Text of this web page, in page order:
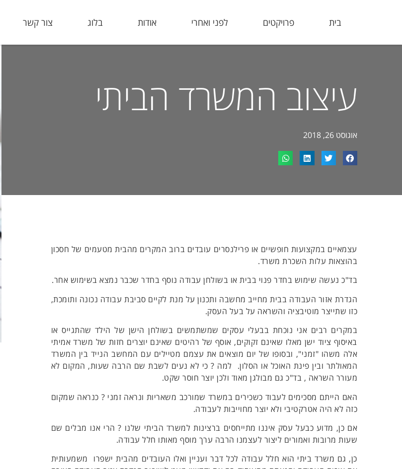
בית פרויקטים לפני ואחרי אודות בלוג צור קשר
עיצוב המשרד הביתי
אוגוסט 26, 2018
עצמאיים במקצועות חופשיים או פרילנסרים עובדים ברוב המקרים מהבית מטעמים של חסכון
בהוצאות עלות השכרת משרד.
בד"כ נעשה שימוש בחדר פנוי בבית או בשולחן עבודה נוסף בחדר שכבר נמצא בשימוש אחר.
הגדרת אזור העבודה בבית מחייב מחשבה ותכנון על מנת לקיים סביבת עבודה נכונה ותומכת,
כזו שתייצר מוטיבציה והשראה על בעל העסק.
במקרים רבים אני נוכחת בבעלי עסקים שמשתמשים בשולחן הישן של הילד שהתגייס או
באיסוף ציוד ישן מאלו שאינם זקוקים, אוסף של רהיטים שאינם יוצרים חזות של משרד אמיתי
אלה משהו "זמני", ובסופו של יום מוצאים את עצמם מטיילים עם המחשב הנייד בין המשרד
המאולתר ובין פינת האוכל או הסלון. למה ? כי לא נעים לשבת שם הרבה שעות, המקום לא
מעורר השראה , בד"כ גם מבולגן מאוד ולכן יוצר חוסר שקט.
האם הייתם מסכימים לעבוד כשכירים במשרד שמורכב משאריות ונראה זמני ? כנראה שמקום
כזה לא היה אטרקטיבי ולא יוצר מחוייבות לעבודה.
אם כן, מדוע כבעל עסק איננו מתייחסים ברצינות למשרד הביתי שלנו ? הרי אנו מבלים שם
שעות מרובות ואמורים ליצור לעצמנו הרבה ערך מוסף מאותו חלל עבודה.
כן, גם משרד ביתי הוא חלל עבודה לכל דבר ועניין ואלו העובדים מהבית ישפרו משמעותית